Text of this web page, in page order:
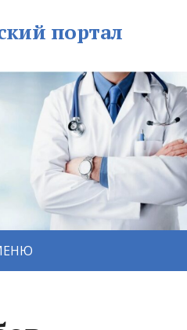
портал